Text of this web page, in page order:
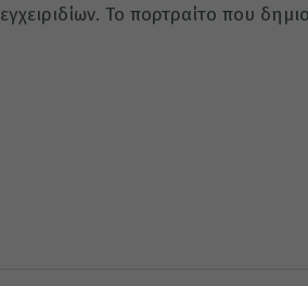
εγχειριδίων. Το πορτραίτο που